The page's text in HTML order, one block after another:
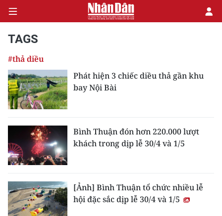
CHÍNH TRỊ
KINH TẾ
XÃ HỘI
PHÁP LUẬT
DU LỊCH
THẾ GIỚI
TAGS
#thả diều
Phát hiện 3 chiếc diều thả gần khu
bay Nội Bài
Bình Thuận đón hơn 220.000 lượt
khách trong dịp lễ 30/4 và 1/5
[Ảnh] Bình Thuận tổ chức nhiều lễ
hội đặc sắc dịp lễ 30/4 và 1/5